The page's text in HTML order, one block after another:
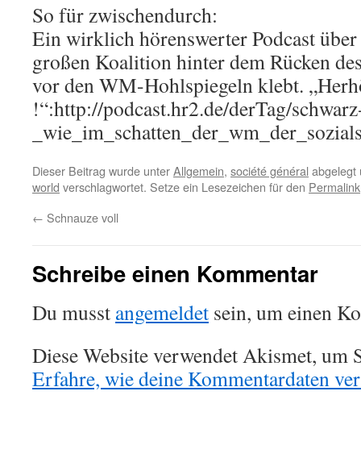
So für zwischendurch:
Ein wirklich hörenswerter Podcast
großen Koalition hinter dem Rücken
vor den WM-Hohlspiegeln klebt.
!“:http://podcast.hr2.de/derTag/
Dieser Beitrag wurde unterAllgemein, société général
world verschlagwortet. Setze ein Lesezeichen für den Permalink
← Schnauze voll
Schreibe einen Kommentar
Du musst angemeldet sein, um einen
Diese Website verwendet Akismet, um
Erfahre, wie deine Kommentardaten